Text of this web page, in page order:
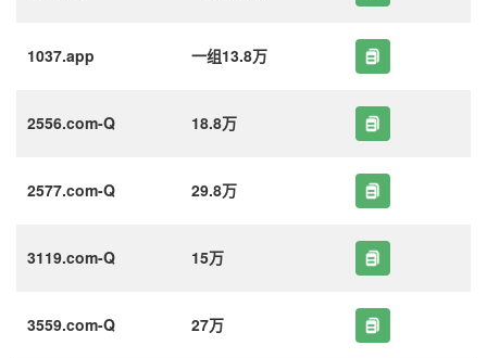
1037.app 一组13.8万
2556.com-Q 18.8万
2577.com-Q 29.8万
3119.com-Q 15万
3559.com-Q 27万